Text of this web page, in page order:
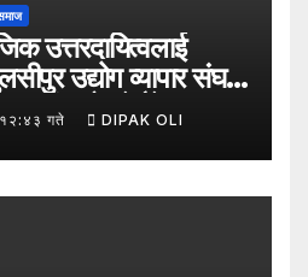
उत्तरदायित्वलाई
उद्योग व्यापार संघले
महासंघको पाँचौँ स्थापना
तुलसीपुर
गैरापातु स्थित श्री
विद्यार्थीहरूलाई
गते DIPAK OLI